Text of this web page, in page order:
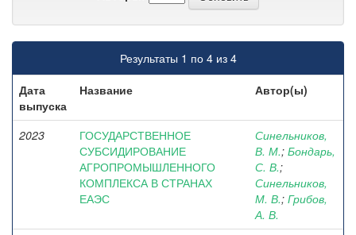
Результаты 1 по 4 из 4
Дата
выпуска
Название Автор(ы)
2023
ГОСУДАРСТВЕННОЕ
СУБСИДИРОВАНИЕ
АГРОПРОМЫШЛЕННОГО
КОМПЛЕКСА В СТРАНАХ
ЕАЭС
Синельников,
В. М.; Бондарь,
С. В.;
Синельников,
М. В.; Грибов,
А. В.